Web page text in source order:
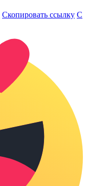
Скопировать ссылку С